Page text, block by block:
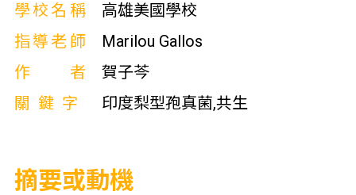
學校名稱
高雄美國學校
指導老師
Marilou Gallos
作者
賀子芩
關鍵字
印度梨型孢真菌,共生
摘要或動機